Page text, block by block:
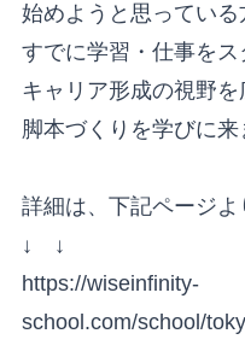
始めようと思っている
すでに学習・仕事を
キャリア形成の視野を
脚本づくりを学びに来
詳細は、下記ページよ
↓ ↓
https://wiseinfinity-
school.com/school/